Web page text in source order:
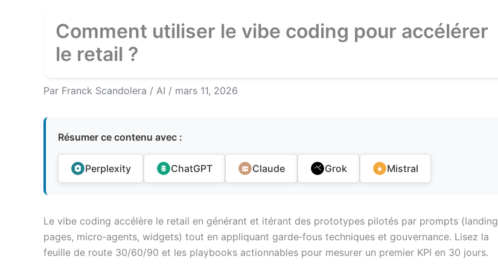
Comment utiliser le vibe coding pour accélérer
le retail ?
Par Franck Scandolera / AI / mars 11, 2026
Résumer ce contenu avec :
Perplexity ChatGPT Claude Grok Mistral
Le vibe coding accélère le retail en générant et itérant des prototypes pilotés par prompts (landing
pages, micro‑agents, widgets) tout en appliquant garde‑fous techniques et gouvernance. Lisez la
feuille de route 30/60/90 et les playbooks actionnables pour mesurer un premier KPI en 30 jours.